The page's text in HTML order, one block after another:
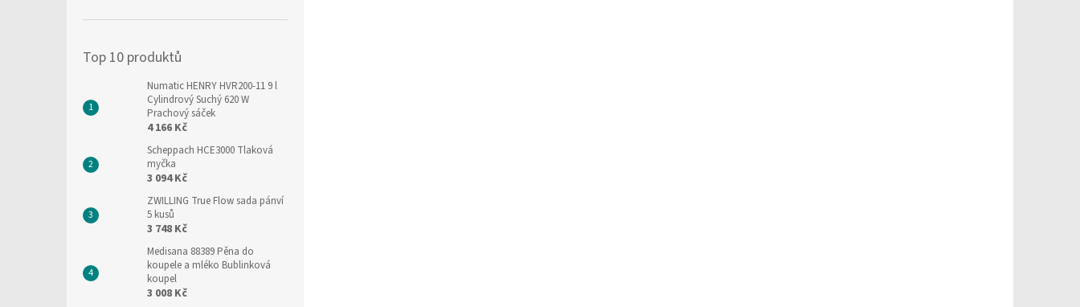
Top 10 produktů
Numatic HENRY HVR200-11 9 l
Cylindrový Suchý 620 W
Prachový sáček
4 166 Kč
Scheppach HCE3000 Tlaková
myčka
3 094 Kč
ZWILLING True Flow sada pánví
5 kusů
3 748 Kč
Medisana 88389 Pěna do
koupele a mléko Bublinková
koupel
3 008 Kč